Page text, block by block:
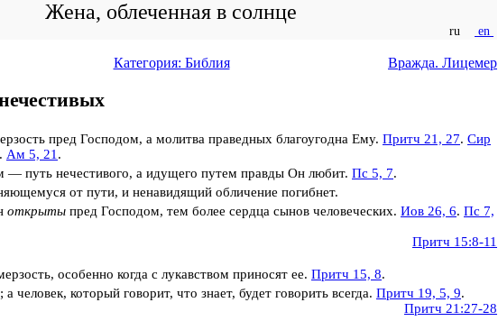
Жена, облеченная в солнце
ru en
Категория: Библия Вражда. Лицемер
пред Господом, а молитва праведных благоугодна Ему. Притч 21, 27. Сир
. Ам 5, 21 .
— путь нечестивого, а идущего путем правды Он любит. Пс 5, 7.
от пути, и ненавидящий обличение погибнет.
открыты пред Господом, тем более сердца сынов человеческих. Иов 26, 6. Пс 7,
Притч 15:8-11
особенно когда с лукавством приносят ее. Притч 15, 8.
человек, который говорит, что знает, будет говорить всегда. Притч 19, 5, 9.
Притч 21:27-28